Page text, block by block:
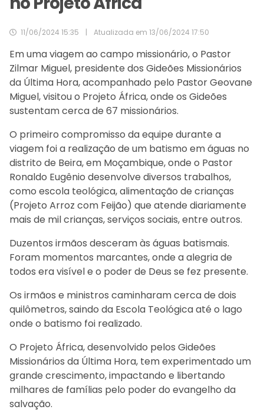
11/06/2024 15:35 | Atualizada em 13/06/2024 17:50
Em uma viagem ao campo missionário, o Pastor
Zilmar Miguel, presidente dos Gideões Missionários
da Última Hora, acompanhado pelo Pastor Geovane
Miguel, visitou o Projeto África, onde os Gideões
sustentam cerca de 67 missionários.
O primeiro compromisso da equipe durante a
viagem foi a realização de um batismo em águas no
distrito de Beira, em Moçambique, onde o Pastor
Ronaldo Eugênio desenvolve diversos trabalhos,
como escola teológica, alimentação de crianças
(Projeto Arroz com Feijão) que atende diariamente
mais de mil crianças, serviços sociais, entre outros.
Duzentos irmãos desceram às águas batismais.
Foram momentos marcantes, onde a alegria de
todos era visível e o poder de Deus se fez presente.
Os irmãos e ministros caminharam cerca de dois
quilômetros, saindo da Escola Teológica até o lago
onde o batismo foi realizado.
O Projeto África, desenvolvido pelos Gideões
Missionários da Última Hora, tem experimentado um
grande crescimento, impactando e libertando
milhares de famílias pelo poder do evangelho da
salvação.